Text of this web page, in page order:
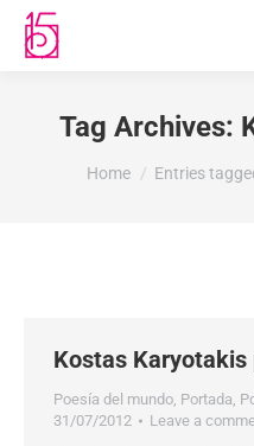
Tag Archives:
You are here:
Home Entries
Kostas
Poesía del mundo, Portada,
31/07/2012
Leave a